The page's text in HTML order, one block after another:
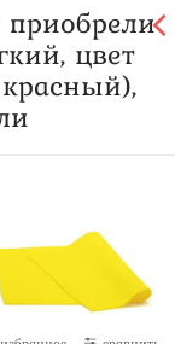
приобрели
цвет